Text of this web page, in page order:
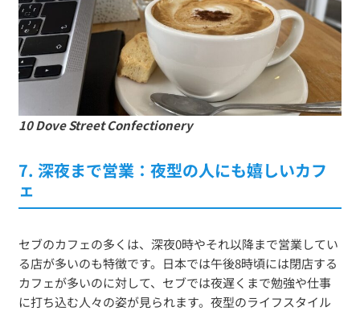
10 Dove Street Confectionery
7. 深夜まで営業：夜型の人にも嬉しいカフ
ェ
セブのカフェの多くは、深夜0時やそれ以降まで営業してい
る店が多いのも特徴です。日本では午後8時頃には閉店する
カフェが多いのに対して、セブでは夜遅くまで勉強や仕事
に打ち込む人々の姿が見られます。夜型のライフスタイル